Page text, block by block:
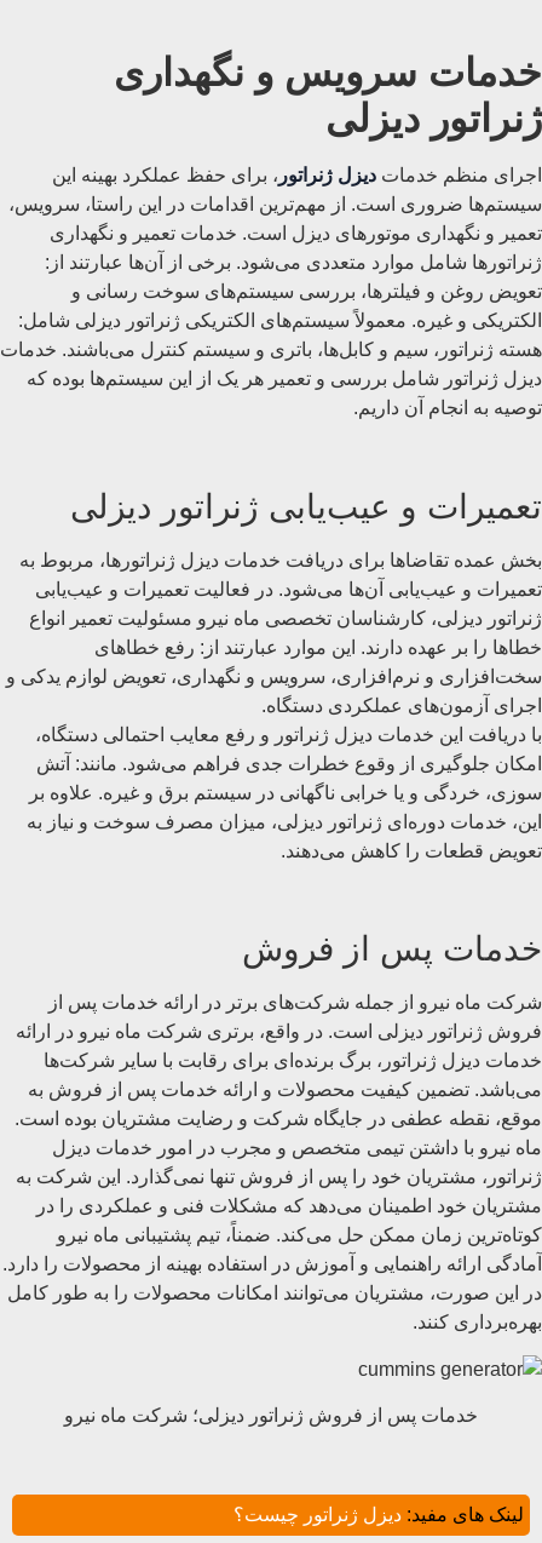
خدمات سرویس و نگهداری
ژنراتور دیزلی
اجرای منظم خدمات دیزل ژنراتور ، برای حفظ عملکرد بهینه این
سیستم‌ها ضروری است. از مهم‌ترین اقدامات در این راستا، سرویس،
تعمیر و نگهداری موتور‌های دیزل است. خدمات تعمیر و نگهداری
ژنراتورها شامل موارد متعددی می‌شود. برخی از آن‌ها عبارتند از:
تعویض روغن و فیلترها، بررسی سیستم‌‌های سوخت رسانی و
الکتریکی و غیره. معمولاً سیستم‌های الکتریکی ژنراتور دیزلی شامل:
هسته ژنراتور، سیم و کابل‌‌ها، باتری و سیستم کنترل می‌باشند. خدمات
دیزل ژنراتور شامل بررسی و تعمیر هر یک از این سیستم‌ها بوده که
توصیه به انجام آن داریم.
تعمیرات و عیب‌یابی ژنراتور دیزلی
بخش عمده تقاضاها برای دریافت خدمات دیزل ژنراتورها، مربوط به
تعمیرات و عیب‌یابی آن‌ها می‌شود. در فعالیت تعمیرات و عیب‌یابی
ژنراتور دیزلی، کارشناسان تخصصی ماه نیرو مسئولیت تعمیر انواع
خطاها را بر عهده دارند. این موارد عبارتند از: رفع خطاهای
سخت‌افزاری و نرم‌افزاری، سرویس و نگهداری، تعویض لوازم یدکی و
اجرای آزمون‌های عملکردی دستگاه.
با دریافت این خدمات دیزل ژنراتور و رفع معایب احتمالی دستگاه،
امکان جلوگیری از وقوع خطرات جدی فراهم می‌شود. مانند: آتش
سوزی، خردگی و یا خرابی ناگهانی در سیستم برق و غیره. علاوه بر
این، خدمات دوره‌ای ژنراتور دیزلی، میزان مصرف سوخت و نیاز به
تعویض قطعات را کاهش می‌دهند.
خدمات پس از فروش
شرکت ماه نیرو از جمله شرکت‌های برتر در ارائه خدمات پس از
فروش ژنراتور دیزلی است. در واقع، برتری شرکت ماه نیرو در ارائه
خدمات دیزل ژنراتور، برگ برنده‌ای برای رقابت با سایر شرکت‌ها
می‌باشد. تضمین کیفیت محصولات و ارائه خدمات پس از فروش به
موقع، نقطه عطفی در جایگاه شرکت و رضایت مشتریان بوده است.
ماه نیرو با داشتن تیمی متخصص و مجرب در امور خدمات دیزل
ژنراتور، مشتریان خود را پس از فروش تنها نمی‌گذارد. این شرکت به
مشتریان خود اطمینان می‌دهد که مشکلات فنی و عملکردی را در
کوتاه‌ترین زمان ممکن حل می‌کند. ضمناً، تیم پشتیبانی ماه نیرو
آمادگی ارائه راهنمایی و آموزش در استفاده بهینه از محصولات را دارد.
در این صورت، مشتریان می‌توانند امکانات محصولات را به طور کامل
بهره‌برداری کنند.
خدمات پس از فروش ژنراتور دیزلی؛ شرکت ماه نیرو
لینک های مفید: دیزل ژنراتور چیست؟